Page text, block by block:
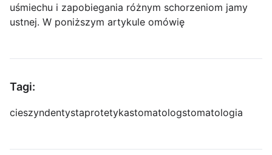
uśmiechu i zapobiegania różnym schorzeniom jamy
ustnej. W poniższym artykule omówię
Tagi:
cieszyndentystaprotetykastomatologstomatologia